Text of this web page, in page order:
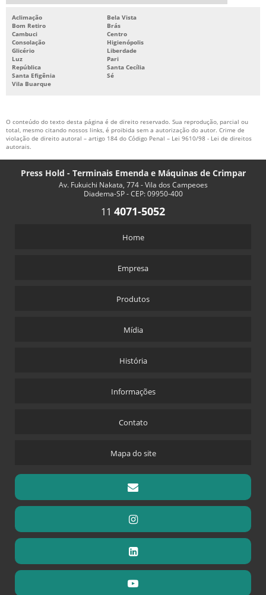
Aclimação
Bela Vista
Bom Retiro
Brás
Cambuci
Centro
Consolação
Higienópolis
Glicério
Liberdade
Luz
Pari
República
Santa Cecília
Santa Efigênia
Sé
Vila Buarque
O conteúdo do texto desta página é de direito reservado. Sua reprodução, parcial ou
total, mesmo citando nossos links, é proibida sem a autorização do autor. Crime de
violação de direito autoral – artigo 184 do Código Penal – Lei 9610/98 - Lei de direitos
autorais.
Press Hold - Terminais Emenda e Máquinas de Crimpar
Av. Fukuichi Nakata, 774 - Vila dos Campeoes
Diadema-SP - CEP: 09950-400
11 4071-5052
Home
Empresa
Produtos
Mídia
História
Informações
Contato
Mapa do site